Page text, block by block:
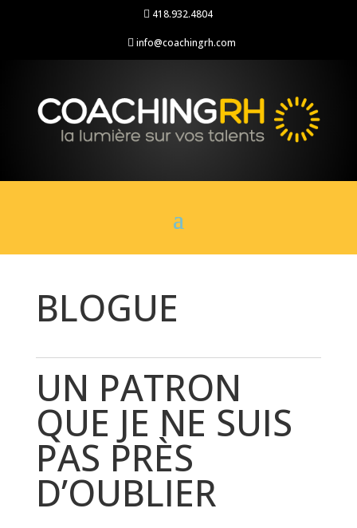
 418.932.4804
 info@coachingrh.com
BLOGUE
UN PATRON
QUE JE NE SUIS
PAS PRÈS
D’OUBLIER